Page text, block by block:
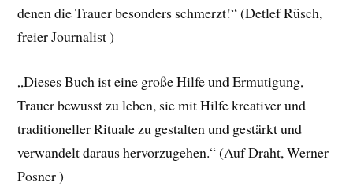
denen die Trauer besonders schmerzt!“ (Detlef Rüsch,
freier Journalist )
„Dieses Buch ist eine große Hilfe und Ermutigung,
Trauer bewusst zu leben, sie mit Hilfe kreativer und
traditioneller Rituale zu gestalten und gestärkt und
verwandelt daraus hervorzugehen.“ (Auf Draht, Werner
Posner )